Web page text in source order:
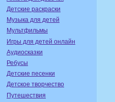
Детские раскраски
Музыка для детей
Мультфильмы
Игры для детей онлайн
Аудиосказки
Ребусы
Детские песенки
Детское творчество
Путешествия